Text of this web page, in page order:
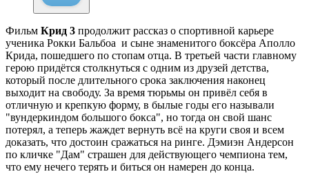
Фильм Крид 3 продолжит рассказ о спортивной карьере
ученика Рокки Бальбоа и сыне знаменитого боксёра Аполло
Крида, пошедшего по стопам отца. В третьей части главному
герою придётся столкнуться с одним из друзей детства,
который после длительного срока заключения наконец
выходит на свободу. За время тюрьмы он привёл себя в
отличную и крепкую форму, в былые годы его называли
"вундеркиндом большого бокса", но тогда он свой шанс
потерял, а теперь жаждет вернуть всё на круги своя и всем
доказать, что достоин сражаться на ринге. Дэмиэн Андерсон
по кличке "Дам" страшен для действующего чемпиона тем,
что ему нечего терять и биться он намерен до конца.